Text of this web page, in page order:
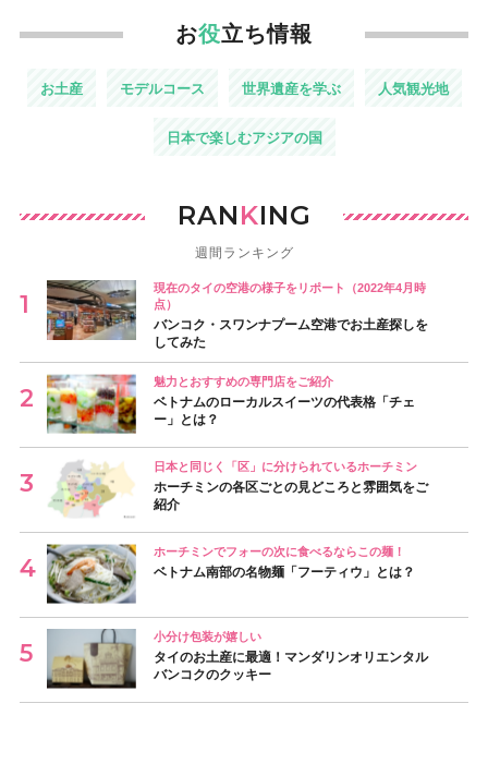
お役立ち情報
お土産 モデルコース 世界遺産を学ぶ 人気観光地
日本で楽しむアジアの国
RANKING
週間ランキング
現在のタイの空港の様子をリポート（2022年4月時
点）
バンコク・スワンナプーム空港でお土産探しを
してみた
魅力とおすすめの専門店をご紹介
ベトナムのローカルスイーツの代表格「チェ
ー」とは？
日本と同じく「区」に分けられているホーチミン
ホーチミンの各区ごとの見どころと雰囲気をご
紹介
ホーチミンでフォーの次に食べるならこの麺！
ベトナム南部の名物麺「フーティウ」とは？
小分け包装が嬉しい
タイのお土産に最適！マンダリンオリエンタル
バンコクのクッキー